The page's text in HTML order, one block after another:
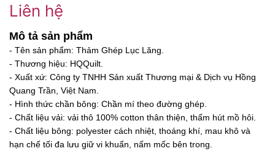
Liên hệ
Mô tả sản phẩm
- Tên sản phẩm: Thảm Ghép Lục Lăng.
- Thương hiệu: HQQuilt.
- Xuất xứ: Công ty TNHH Sản xuất Thương mại & Dịch vụ Hồng
Quang Trần, Việt Nam.
- Hình thức chần bông: Chần mí theo đường ghép.
- Chất liệu vải: vải thô 100% cotton thân thiện, thấm hút mồ hôi.
- Chất liệu bông: polyester cách nhiệt, thoáng khí, mau khô và
hạn chế tối đa lưu giữ vi khuẩn, nấm mốc bên trong.